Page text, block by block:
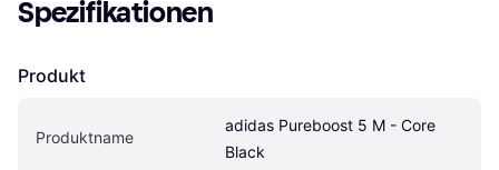
Spezifikationen
Produkt
Produktname
adidas Pureboost 5 M - Core
Black